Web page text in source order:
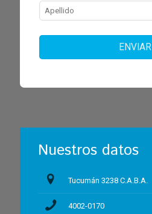
ENVIAR
Nuestros datos
Tucumán 3238 C.A.B.A.
4002-0170